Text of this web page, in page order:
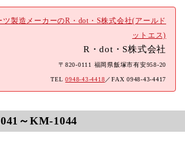
製造メーカーのR・dot・S株式会社(アールド
ットエス)
R・dot・S株式会社
〒820-0111 福岡県飯塚市有安958-20
TEL0948-43-4418／FAX 0948-43-4417
～KM-1044